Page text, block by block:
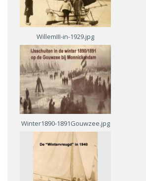
WillemIII-in-1929.jpg
Winter1890-1891Gouwzee.jpg